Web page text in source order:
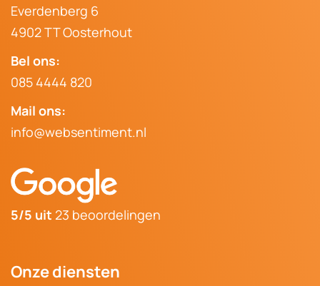
Everdenberg 6
4902 TT Oosterhout
Bel ons:
085 4444 820
Mail ons:
info@websentiment.nl
5/5 uit 23 beoordelingen
Onze diensten